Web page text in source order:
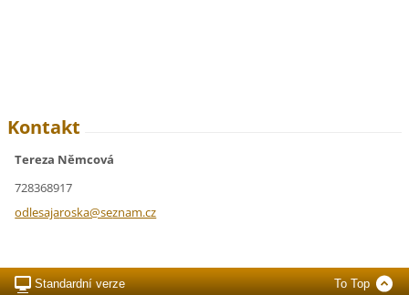
Kontakt
Tereza Němcová
728368917
odlesajaroska@seznam.cz
Standardní verze To Top